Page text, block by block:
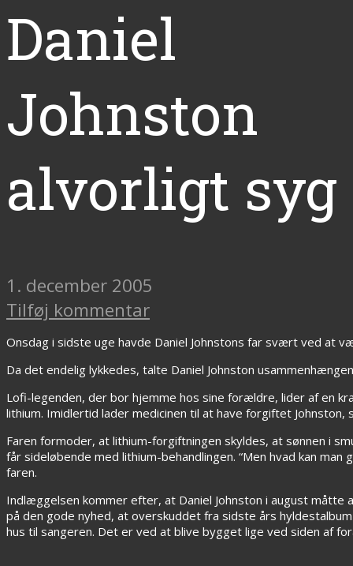
Daniel
Johnston
alvorligt syg
1. december 2005
Tilføj kommentar
Onsdag i sidste uge havde Daniel Johnstons far svært ved at
Da det endelig lykkedes, talte Daniel Johnston
Lofi-legenden, der bor hjemme hos sine forældre, lider af en
lithium. Imidlertid lader medicinen til at have forgiftet Johnston,
Faren formoder, at lithium-forgiftningen skyldes, at sønnen i
får sideløbende med lithium-behandlingen. “Men hvad kan
faren.
Indlæggelsen kommer efter, at Daniel Johnston i august
på den gode nyhed, at overskuddet fra sidste års
hus til sangeren. Det er ved at blive bygget lige ved siden af